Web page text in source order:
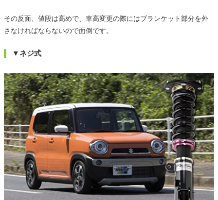
その反面、値段は高めで、車高変更の際にはブランケット部分を外
さなければならないので面倒です。
▼ネジ式